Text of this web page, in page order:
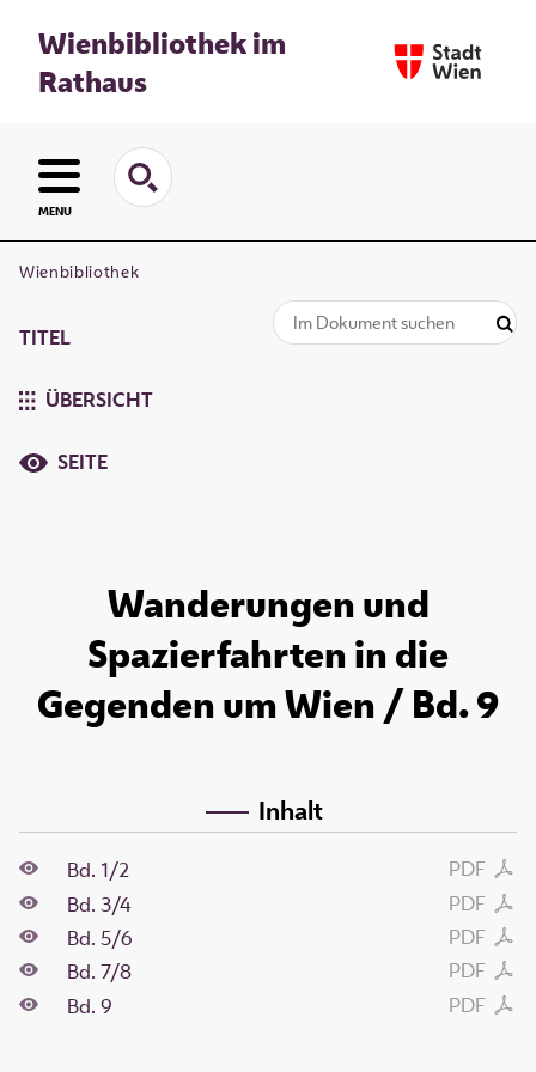
Wienbibliothek im
Rathaus
MENU
Wienbibliothek
TITEL
ÜBERSICHT
SEITE
Wanderungen und
Spazierfahrten in die
Gegenden um Wien / Bd. 9
Inhalt
PDF
Bd. 1/2
PDF
Bd. 3/4
PDF
Bd. 5/6
PDF
Bd. 7/8
PDF
Bd. 9